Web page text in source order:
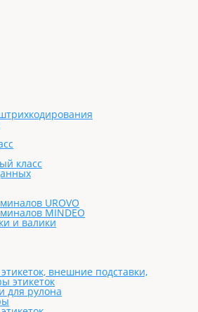
класс
UROVO
MINDEO
и валики
внешние подставки,
этикеток
для рулона